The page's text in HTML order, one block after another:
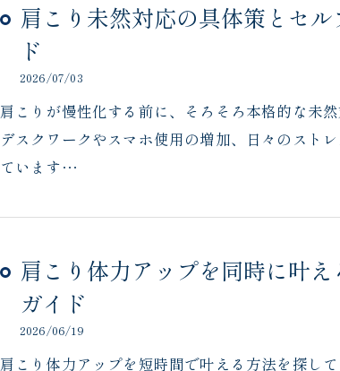
肩こり未然対応の具体策とセ
ド
2026/07/03
肩こりが慢性化する前に、そろそろ本格的な未
デスクワークやスマホ使用の増加、日々のスト
ています…
肩こり体力アップを同時に叶
ガイド
2026/06/19
肩こり体力アップを短時間で叶える方法を探し